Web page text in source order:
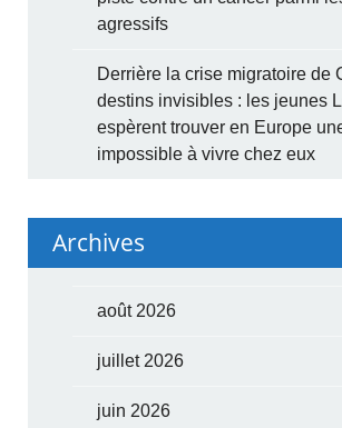
agressifs
Derrière la crise migratoire de
destins invisibles : les jeunes
espèrent trouver en Europe
impossible à vivre chez eux
Archives
août 2026
juillet 2026
juin 2026